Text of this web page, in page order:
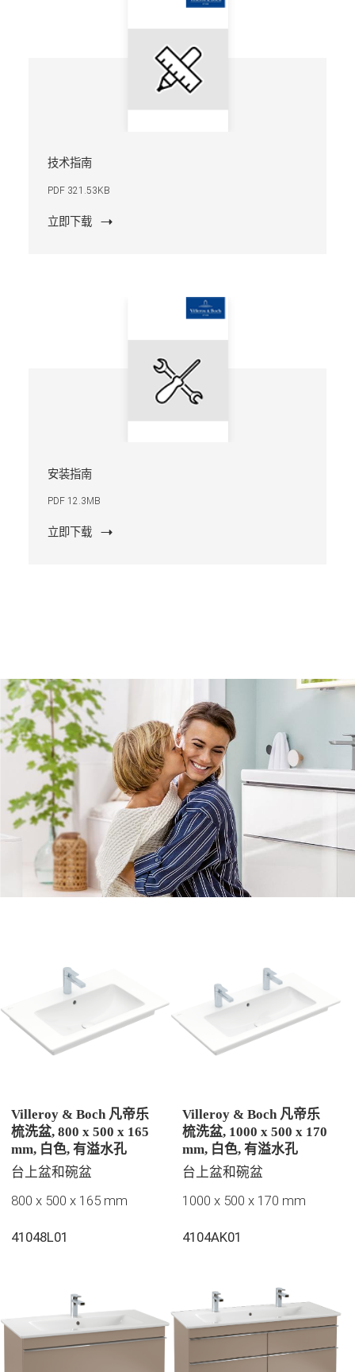
技术指南
PDF 321.53KB
立即下载
安装指南
PDF 12.3MB
立即下载
Villeroy & Boch 凡帝乐
梳洗盆, 800 x 500 x 165
mm, 白色, 有溢水孔
台上盆和碗盆
800 x 500 x 165 mm
41048L01
Villeroy & Boch 凡帝乐
梳洗盆, 1000 x 500 x 170
mm, 白色, 有溢水孔
台上盆和碗盆
1000 x 500 x 170 mm
4104AK01